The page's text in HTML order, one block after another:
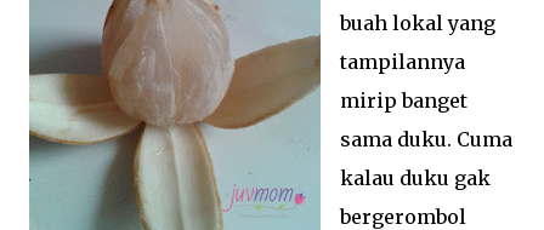
buah lokal yang
tampilannya
mirip banget
sama duku. Cuma
kalau duku gak
bergerombol